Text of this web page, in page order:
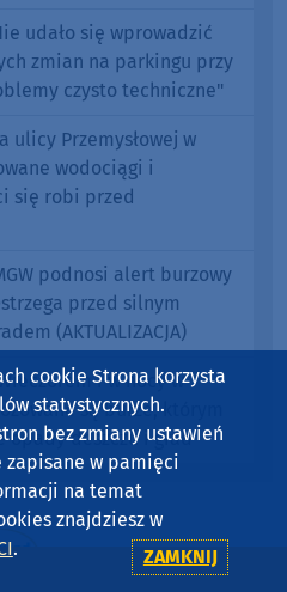
udało się wprowadzić
zmian na parkingu przy
czysto techniczne"
ulicy Przemysłowej w
wodociągi i
się robi przed
podnosi alert burzowy
przed silnym
(AKTUALIZACJA)
i w nocy w
są burze, którym
opady deszczu i grad
cookie Strona korzysta
statystycznych.
bez zmiany ustawień
w pamięci
na temat
znajdziesz w
. ZAMKNIJ